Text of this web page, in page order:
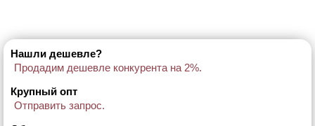
Нашли дешевле?
Продадим дешевле конкурента на 2%.
Крупный опт
Отправить запрос.